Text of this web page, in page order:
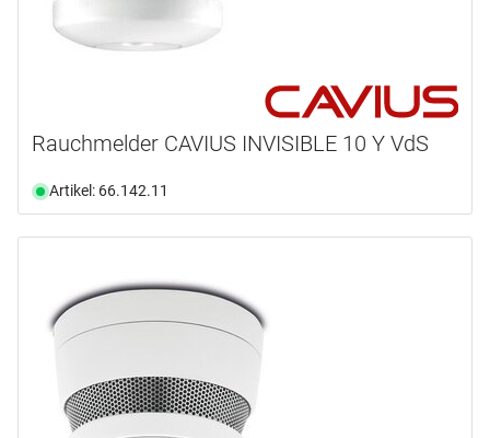
Rauchmelder CAVIUS INVISIBLE 10 Y VdS
Artikel: 66.142.11